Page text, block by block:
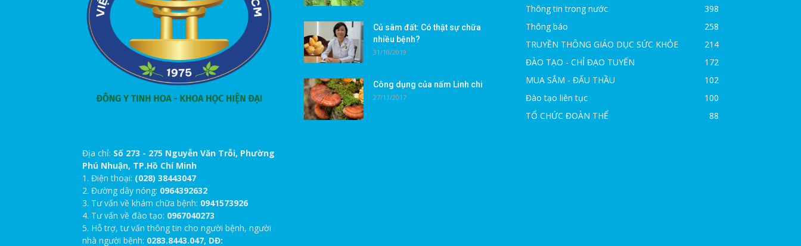
Địa chỉ: Số 273 - 275 Nguyễn Văn Trỗi, Phường
Phú Nhuận, TP.Hồ Chí Minh
1. Điện thoại: (028) 38443047
2. Đường dây nóng: 0964392632
3. Tư vấn về khám chữa bệnh: 0941573926
4. Tư vấn về đào tạo: 0967040273
5. Hỗ trợ, tư vấn thông tin cho người bệnh, người
nhà người bệnh: 0283.8443.047, DĐ:
Củ sâm đất: Có thật sự chữa
nhiều bệnh?
31/10/2019
Công dụng của nấm Linh chi
27/11/2017
Thông tin trong nước
398
Thông báo
258
TRUYỀN THÔNG GIÁO DỤC SỨC KHỎE
214
ĐÀO TẠO - CHỈ ĐẠO TUYẾN
172
MUA SẮM - ĐẤU THẦU
102
Đào tạo liên tục
100
TỔ CHỨC ĐOÀN THỂ
88